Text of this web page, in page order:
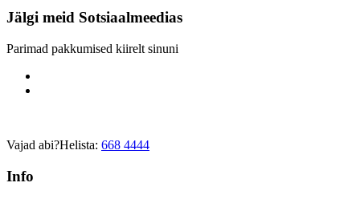
Jälgi meid Sotsiaalmeedias
Parimad pakkumised kiirelt sinuni
Vajad abi?Helista: 668 4444
Info